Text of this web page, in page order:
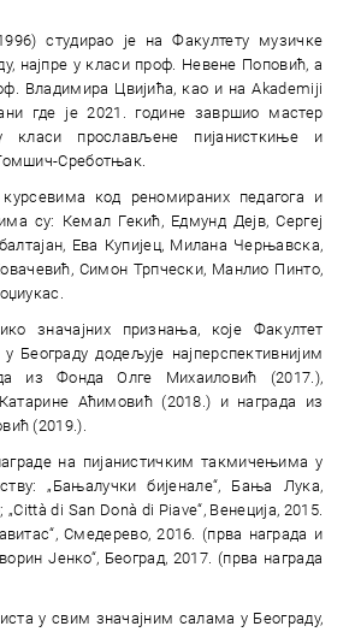
студирао је на Факултету музичке
најпре у класи проф. Невене Поповић, а
Владимира Цвијића, као и на Akademiji
где је 2021. године завршио мастер
класи прослављене пијанисткиње и
Среботњак.
код реномираних педагога и
су: Кемал Гекић, Едмунд Дејв, Сергеј
Ева Купијец, Милана Черњавска,
Симон Трпчески, Манлио Пинто,
значајних признања, које Факултет
Београду додељује најперспективнијим
из Фонда Олге Михаиловић (2017.),
Аћимовић (2018.) и награда из
(2019.).
на пијанистичким такмичењима у
„Бањалучки бијенале“, Бања Лука,
di San Donà di Piave“, Венеција, 2015.
Смедерево, 2016. (прва награда и
Јенко“, Београд, 2017. (прва награда
у свим значајним салама у Београду,